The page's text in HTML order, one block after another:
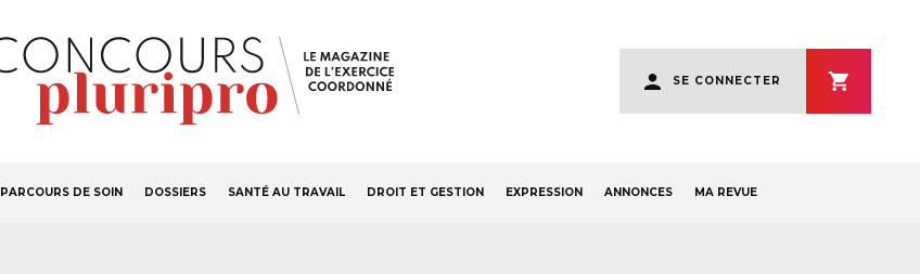
account
menu
SE CONNECTER
S'ABONNER
principale
PARCOURS DE SOIN DOSSIERS SANTÉ AU TRAVAIL DROIT ET GESTION EXPRESSION ANNONCES MA REVUE